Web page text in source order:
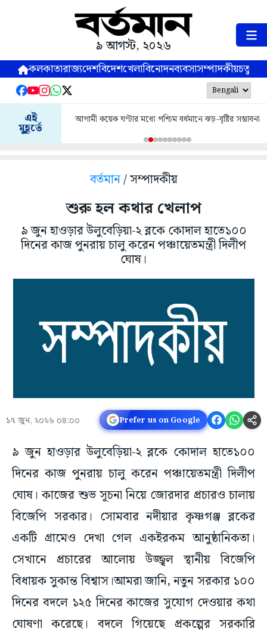
৯ আগস্ট, ২০২৬
কলকাতারাজ্যদেশবিদেশখেলাবিনোদনব্যবসাসম্পাদকীয়
এই
মুহূর্তে
আগামী কয়েক ঘণ্টার মধ্যে পশ্চিম বর্ধমানে ঝড়-বৃষ্টির সম্ভাবনা
বর্তমান/ সম্পাদকীয়
শুরু হল কথার খেলাপ
৯ জুন হাওড়ার উলুবেড়িয়া-২ ব্লকে কোদাল হাতে১০০
দিনের কাজ পুনরায় চালু করেন পঞ্চায়েতমন্ত্রী দিলীপ
ঘোষ।
১৭ জুন, ২০২৬ ০৪:০০ Prefer us on Google
৯ জুন হাওড়ার উলুবেড়িয়া-২ ব্লকে কোদাল হাতে১০০
দিনের কাজ পুনরায় চালু করেন পঞ্চায়েতমন্ত্রী দিলীপ
ঘোষ। কাজের শুভ সূচনা নিয়ে জোরদার প্রচারও চালায়
বিজেপি সরকার। সোমবার নদীয়ার কৃষ্ণগঞ্জ ব্লকের
একটি গ্রামেও দেখা গেল একইরকম আনুষ্ঠানিকতা।
সেখানে প্রচারের আলোয় উজ্জ্বল স্থানীয় বিজেপি
বিধায়ক সুকান্ত বিশ্বাস।আমরা জানি, নতুন সরকার ১০০
দিনের বদলে ১২৫ দিনের কাজের সুযোগ দেওয়ার কথা
ঘোষণা করেছে। বদলে গিয়েছে প্রকল্পের সরকারি